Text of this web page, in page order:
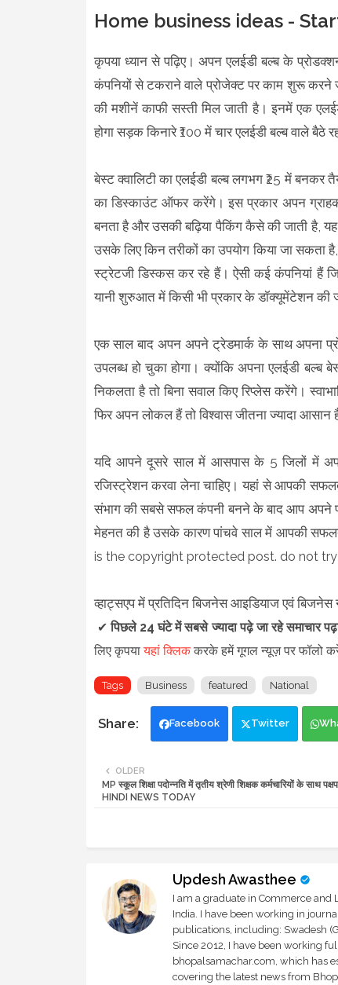
Home business ideas -
कृपया ध्यान से पढ़िए। अपन एलईडी बल्ब के
कंपनियों से टकराने वाले प्रोजेक्ट पर काम शुरू करने
की मशीनें काफी सस्ती मिल जाती है। इनमें एक
होगा सड़क किनारे ₹100 में चार एलईडी बल्ब वाले
बेस्ट क्वालिटी का एलईडी बल्ब लगभग ₹25 में बनकर
का डिस्काउंट ऑफर करेंगे। इस प्रकार अपन
बनता है और उसकी बढ़िया पैकिंग कैसे की जाती है,
उसके लिए किन तरीकों का उपयोग किया जा सकता
स्ट्रेटजी डिस्कस कर रहे हैं। ऐसी कई कंपनियां हैं
यानी शुरुआत में किसी भी प्रकार के डॉक्यूमेंटेशन की
एक साल बाद अपन अपने ट्रेडमार्क के साथ अपना
उपलब्ध हो चुका होगा। क्योंकि अपना एलईडी बल्ब
निकलता है तो बिना सवाल किए रिप्लेस करेंगे।
फिर अपन लोकल हैं तो विश्वास जीतना ज्यादा आसान
यदि आपने दूसरे साल में आसपास के 5 जिलों में
रजिस्ट्रेशन करवा लेना चाहिए। यहां से आपकी
संभाग की सबसे सफल कंपनी बनने के बाद आप अपने
मेहनत की है उसके कारण पांचवे साल में आपकी
is the copyright protected post. do not
व्हाट्सएप में प्रतिदिन बिजनेस आइडियाज एवं
✔पिछले 24 घंटे में सबसे ज्यादा पढ़े जा रहे समाचार
लिए कृपयायहां क्लिककरके हमें गूगल न्यूज़ पर फॉलो
Tags Business featured National
Facebook Twitter
OLDER
MP स्कूल शिक्षा पदोन्नति में तृतीय श्रेणी शिक्षक कर्मचारियों के साथ
HINDI NEWS TODAY
Updesh Awasthee
I am a graduate in Commerce and
India. I have been working in
publications, including: Swadesh
Since 2012, I have been working
bhopalsamachar.com, which has
covering the latest news from